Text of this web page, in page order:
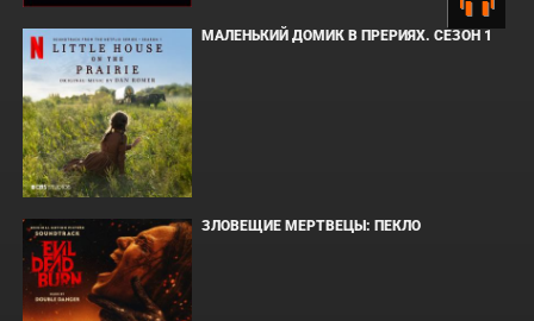
МАЛЕНЬКИЙ ДОМИК В ПРЕРИЯХ. СЕЗОН 1
ЗЛОВЕЩИЕ МЕРТВЕЦЫ: ПЕКЛО